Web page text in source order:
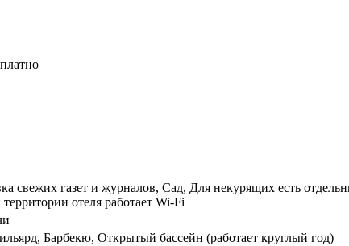
свежих газет и журналов, Сад, Для некурящих есть
отеля работает Wi-Fi
Барбекю, Открытый бассейн (работает круглый год)